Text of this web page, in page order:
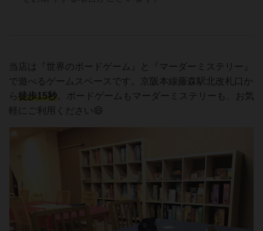
当店は『世界のボードゲーム』と『マーダーミステリー』
で遊べるゲームスペースです。京阪本線藤森駅北改札口か
ら徒歩15秒 。ボードゲームもマーダーミステリーも、お気
軽にご利用ください😄